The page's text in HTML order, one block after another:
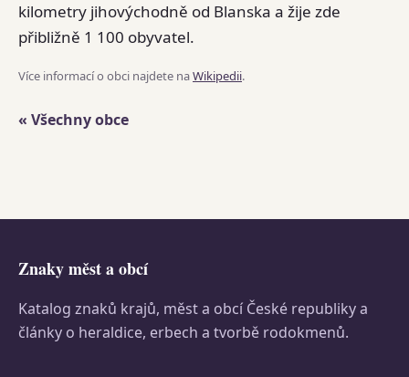
kilometry jihovýchodně od Blanska a žije zde
přibližně 1 100 obyvatel.
Více informací o obci najdete naWikipedii.
« Všechny obce
Znaky měst a obcí
Katalog znaků krajů, měst a obcí České republiky a
články o heraldice, erbech a tvorbě rodokmenů.